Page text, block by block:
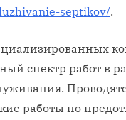
septikov/.
спектр работ в
работы по